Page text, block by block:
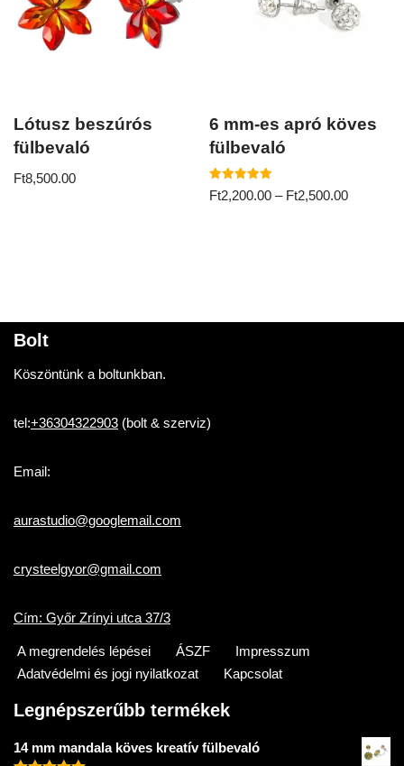
Lótusz beszúrós
fülbevaló
Ft8,500.00
6 mm-es apró köves
fülbevaló
Értékelés:
5.00
Ft2,200.00 – Ft2,500.00
Bolt
Köszöntünk a boltunkban.
tel:+36304322903 (bolt & szerviz)
Email:
aurastudio@googlemail.com
crysteelgyor@gmail.com
Cím: Győr Zrínyi utca 37/3
A megrendelés lépései ÁSZF
Impresszum
Adatvédelmi és jogi nyilatkozat
Kapcsolat
Legnépszerűbb termékek
14 mm mandala köves kreatív fülbevaló